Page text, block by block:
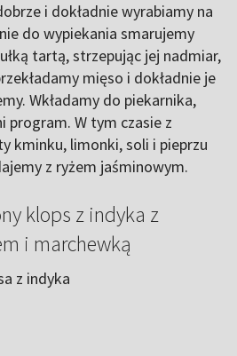
i dokładnie wyrabiamy na
do wypiekania smarujemy
tartą, strzepując jej nadmiar,
mięso i dokładnie je
Wkładamy do piekarnika,
program. W tym czasie z
kminku, limonki, soli i pieprzu
z ryżem jaśminowym.
klops z indyka z
i marchewką
z indyka